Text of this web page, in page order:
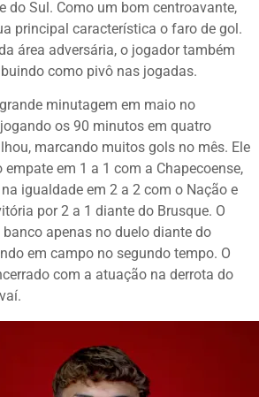
do Sul. Como um bom centroavante,
principal característica o faro de gol.
área adversária, o jogador também
como pivô nas jogadas.
minutagem em maio no
os 90 minutos em quatro
marcando muitos gols no mês. Ele
em 1 a 1 com a Chapecoense,
igualdade em 2 a 2 com o Nação e
por 2 a 1 diante do Brusque. O
apenas no duelo diante do
em campo no segundo tempo. O
com a atuação na derrota do